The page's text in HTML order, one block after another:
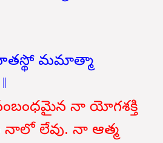
మమాత్మా
నా యోగశక్తి
నాలో లేవు. నా ఆత్మ